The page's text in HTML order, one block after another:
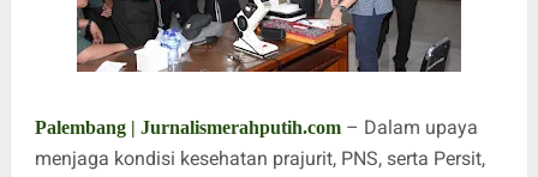
Palembang | Jurnalismerahputih.com– Dalam upaya
menjaga kondisi kesehatan prajurit, PNS, serta Persit,